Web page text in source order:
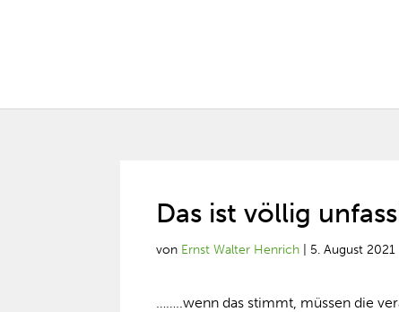
Das ist völlig
von Ernst Walter Henrich 5. August 2021
……..wenn das stimmt, müssen die